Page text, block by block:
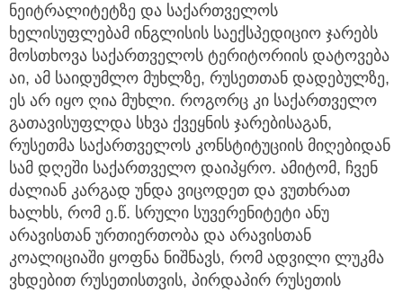
ნეიტრალიტეტზე და საქართველოს
ხელისუფლებამ ინგლისის საექსპედიციო ჯარებს
მოსთხოვა საქართველოს ტერიტორიის დატოვება
აი, ამ საიდუმლო მუხლზე, რუსეთთან დადებულზე,
ეს არ იყო ღია მუხლი. როგორც კი საქართველო
გათავისუფლდა სხვა ქვეყნის ჯარებისაგან,
რუსეთმა საქართველოს კონსტიტუციის მიღებიდან
სამ დღეში საქართველო დაიპყრო. ამიტომ, ჩვენ
ძალიან კარგად უნდა ვიცოდეთ და ვუთხრათ
ხალხს, რომ ე.წ. სრული სუვერენიტეტი ანუ
არავისთან ურთიერთობა და არავისთან
კოალიციაში ყოფნა ნიშნავს, რომ ადვილი ლუკმა
ვხდებით რუსეთისთვის, პირდაპირ რუსეთის